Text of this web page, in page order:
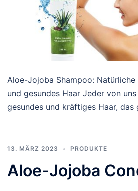
Aloe-Jojoba Shampoo:
und gesundes Haar Jeder von
gesundes und kräftiges Haar,
13. MÄRZ 2023 PRODUKTE
Aloe-Jojoba